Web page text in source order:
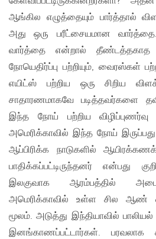
ஆங்கில எழுத்தையும் பார்த்தால்
அது ஒரு பரீட்சையமான
வார்த்தை என்றால் தீண்டத்தகாத
நோயெதிர்ப்பு பற்றியும், வைரஸ்கள்
எயிட்ஸ் பற்றிய ஒரு சிறிய
சாதாரணமாகவே படித்தவர்களை
இந்த நோய் பற்றிய விழிப்புணர்வு
அமெரிக்காவில் இந்த நோய் இருப்பது
ஆப்பிரிக்க நாடுகளில்
பாதிக்கப்பட்டிருந்தனர் என்பது
இலகுவாக ஆரம்பத்தில்
அமெரிக்காவில் உள்ள சில ஆண்
மூலம். அடுத்து இந்தியாவில்
இனங்காணப்பட்டார்கள். பரவலாக